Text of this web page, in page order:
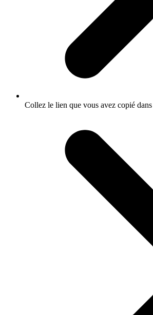
Collez le lien que vous avez copié